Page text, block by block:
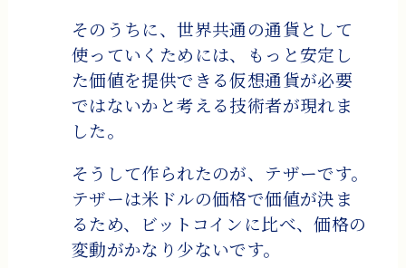
そのうちに、世界共通の通貨として
使っていくためには、もっと安定し
た価値を提供できる仮想通貨が必要
ではないかと考える技術者が現れま
した。
そうして作られたのが、テザーです。
テザーは米ドルの価格で価値が決ま
るため、ビットコインに比べ、価格の
変動がかなり少ないです。